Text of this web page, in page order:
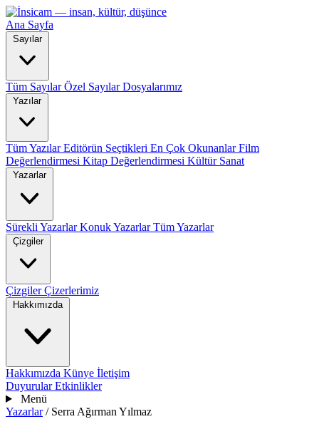
Ana Sayfa
Sayılar
Tüm SayılarÖzel SayılarDosyalarımız
Yazılar
Tüm YazılarEditörün Seçtikleri En Çok OkunanlarFilm
Değerlendirmesi Kitap Değerlendirmesi Kültür Sanat
Yazarlar
Sürekli YazarlarKonuk YazarlarTüm Yazarlar
Çizgiler
ÇizgilerÇizerlerimiz
Hakkımızda
Hakkımızda Künye İletişim
DuyurularEtkinlikler
Menü
Yazarlar / Serra Ağırman Yılmaz